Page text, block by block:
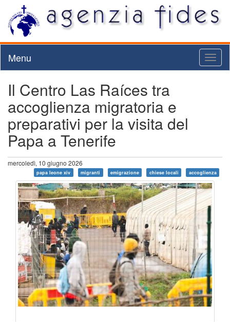
Menu
Il Centro Las Raíces tra
accoglienza migratoria e
preparativi per la visita del
Papa a Tenerife
mercoledì, 10 giugno 2026
papa leone xiv migranti emigrazione chiese locali accoglienza